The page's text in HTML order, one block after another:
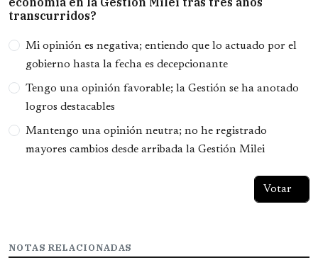
transcurridos?
Opciones
Mi opinión es negativa; entiendo que lo actuado por el
gobierno hasta la fecha es decepcionante
Tengo una opinión favorable; la Gestión se ha anotado
logros destacables
Mantengo una opinión neutra; no he registrado
mayores cambios desde arribada la Gestión Milei
NOTAS RELACIONADAS